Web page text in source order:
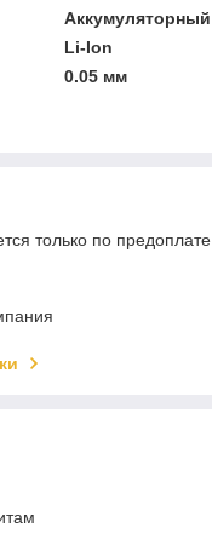
Аккумуляторный
Li-Ion
0.05 мм
только по предоплате.